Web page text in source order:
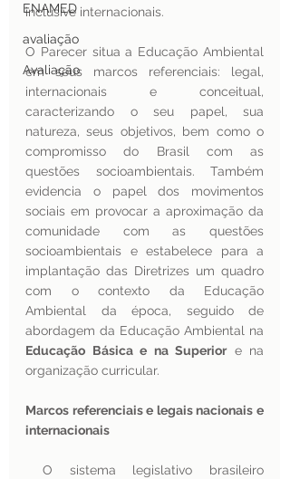
ENAMED
avaliação
Avaliação
inclusive internacionais.
O Parecer situa a Educação Ambiental
em seus marcos referenciais: legal,
internacionais e conceitual,
caracterizando o seu papel, sua
natureza, seus objetivos, bem como o
compromisso do Brasil com as
questões socioambientais. Também
evidencia o papel dos movimentos
sociais em provocar a aproximação da
comunidade com as questões
socioambientais e estabelece para a
implantação das Diretrizes um quadro
com o contexto da Educação
Ambiental da época, seguido de
Educação Básica e na Superior e na
organização curricular.
Marcos referenciais e legais nacionais e
internacionais